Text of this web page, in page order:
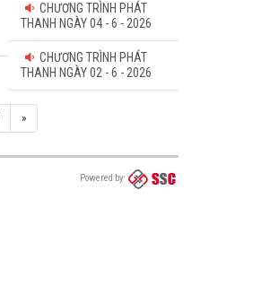
CHƯƠNG TRÌNH PHÁT
THANH NGÀY 04 - 6 - 2026
CHƯƠNG TRÌNH PHÁT
THANH NGÀY 02 - 6 - 2026
»
Powered by